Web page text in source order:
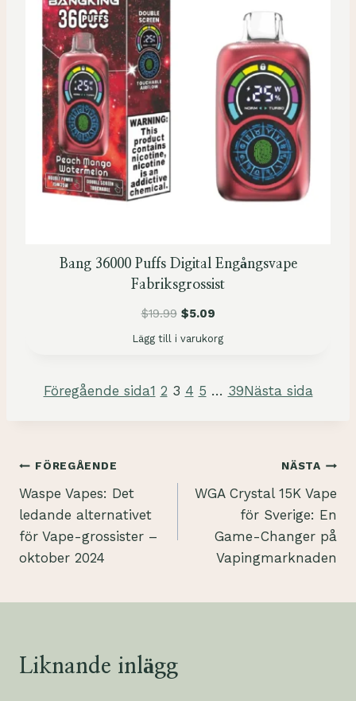
Bang 36000 Puffs Digital Engångsvape
Fabriksgrossist
$19.99 $5.09
Lägg till i varukorg
Föregående sida1 2 3 4 5 … 39Nästa sida
Inläggsnavigering
FÖREGÅENDE
Waspe Vapes: Det
ledande alternativet
för Vape-grossister –
oktober 2024
NÄSTA
WGA Crystal 15K Vape
för Sverige: En
Game-Changer på
Vapingmarknaden
Liknande inlägg